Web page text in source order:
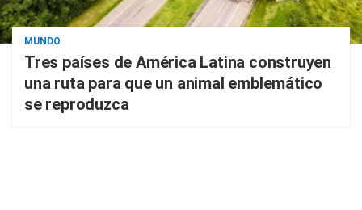
MUNDO
Tres países de América Latina construyen
una ruta para que un animal emblemático
se reproduzca